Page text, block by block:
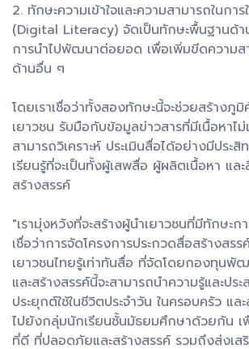
2. ทักษะความเข้าใจและความสามารถในการ
(Digital Literacy) จัดเป็นทักษะพื้นฐานด้า
การนำไปพัฒนาต่อยอด เพื่อเพิ่มขีดความส
ด้านอื่น ๆ
โดยเราเชื่อว่าทั้งสองทักษะนี้จะช่วยสร้างภู
เยาวชน รับมือกับข้อมูลข่าวสารที่มีเนื้อหาไม่
สามารถวิเคราะห์ ประเมินสื่อได้อย่างมีประ
เรียนรู้ที่จะเป็นทั้งผู้เสพสื่อ ผู้ผลิตเนื้อหา แล
สร้างสรรค์
"เรามุ่งหวังที่จะสร้างผู้นำเยาวชนที่มีทักษะก
เชื่อว่าการจัดโครงการประกวดสื่อสร้างสร
เยาวชนไทยรู้เท่าทันสื่อ ที่จัดโดยกองทุน
และสร้างสรรค์นี้จะสามารถนำความรู้และปร
ประยุกต์ใช้ในชีวิตประจำวัน ในครอบครัว แ
ไปยังกลุ่มนักเรียนชั้นมัธยมศึกษาด้วยกัน เ
ที่ดี ที่ปลอดภัยและสร้างสรรค์ รวมถึงส่งเส